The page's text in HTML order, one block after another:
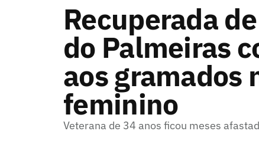
Recuperada
do Palmeiras
aos gramados
feminino
Veterana de 34 anos ficou meses